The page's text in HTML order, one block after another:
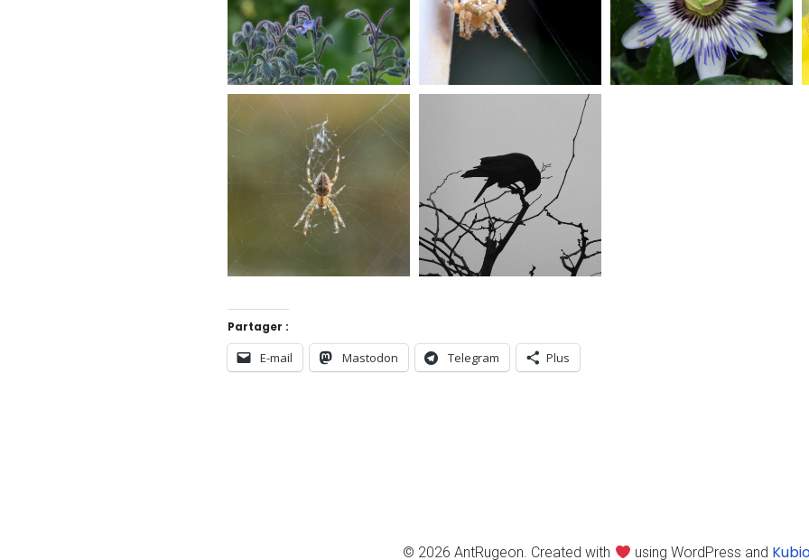
Hiver Mésange
Abeille en
approche
Araignée
Partager :
E-mail Mastodon Telegram Plus
© 2026 AntRugeon. Created with using WordPress and